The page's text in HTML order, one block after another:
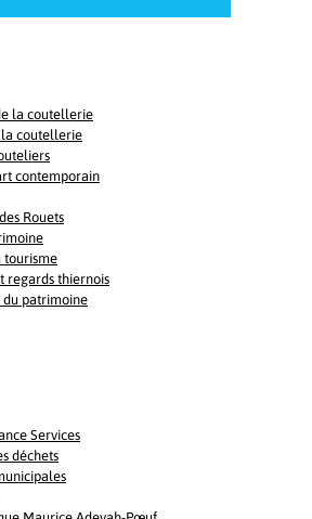
la coutellerie
la coutellerie
contemporain
Rouets
tourisme
regards thiernois
du patrimoine
Services
déchets